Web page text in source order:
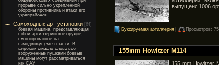
прорыве сильно укреплённой
обороны противника и атаки его
укрепрайонов
Самоходные арт-установки [64]
боевая машина, представляющая
собой артиллерийское орудие,
смонтированное на
самодвижущемся шасси. В
широком смысле слова все
вооружённые пушками боевые
машины могут рассматриваться
как САУ
выпущено 1006
Буксируемая артиллерия Просмотров:
155mm Howitzer M114
155 mm Howitzer